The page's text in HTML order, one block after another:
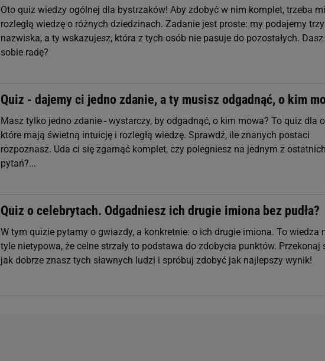
Oto quiz wiedzy ogólnej dla bystrzaków! Aby zdobyć w nim komplet, trzeba
rozległą wiedzę o różnych dziedzinach. Zadanie jest proste: my podajemy trzy
nazwiska, a ty wskazujesz, która z tych osób nie pasuje do pozostałych. Dasz
sobie radę?
Quiz - dajemy ci jedno zdanie, a ty musisz odgadnąć, o kim
Masz tylko jedno zdanie - wystarczy, by odgadnąć, o kim mowa? To quiz dla
które mają świetną intuicję i rozległą wiedzę. Sprawdź, ile znanych postaci
rozpoznasz. Uda ci się zgarnąć komplet, czy polegniesz na jednym z ostatnich
pytań?...
Quiz o celebrytach. Odgadniesz ich drugie imiona bez pudła?
W tym quizie pytamy o gwiazdy, a konkretnie: o ich drugie imiona. To wiedza
tyle nietypowa, że celne strzały to podstawa do zdobycia punktów. Przekonaj
jak dobrze znasz tych sławnych ludzi i spróbuj zdobyć jak najlepszy wynik!